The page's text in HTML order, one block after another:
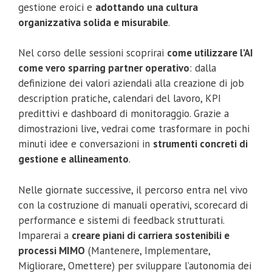
gestione eroici e adottando una cultura
organizzativa solida e misurabile.
Nel corso delle sessioni scoprirai come utilizzare l’AI
come vero sparring partner operativo: dalla
definizione dei valori aziendali alla creazione di job
description pratiche, calendari del lavoro, KPI
predittivi e dashboard di monitoraggio. Grazie a
dimostrazioni live, vedrai come trasformare in pochi
minuti idee e conversazioni in strumenti concreti di
gestione e allineamento.
Nelle giornate successive, il percorso entra nel vivo
con la costruzione di manuali operativi, scorecard di
performance e sistemi di feedback strutturati.
Imparerai a creare piani di carriera sostenibili e
processi MIMO (Mantenere, Implementare,
Migliorare, Omettere) per sviluppare l’autonomia dei